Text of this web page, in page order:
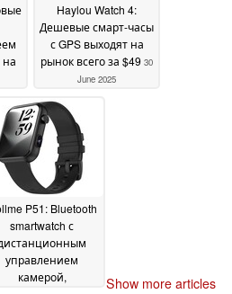
на
July
Haylou Watch 4:
Дешевые смарт-часы
с GPS выходят на
рынок всего за $49 30
June 2025
P51: Bluetooth
smartwatch с
управлением
камерой,
Show more articles